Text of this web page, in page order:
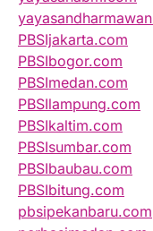
PBSIjakarta.com
PBSIbogor.com
PBSImedan.com
PBSIlampung.com
PBSIkaltim.com
PBSIsumbar.com
PBSIbaubau.com
PBSIbitung.com
pbsipekanbaru.com